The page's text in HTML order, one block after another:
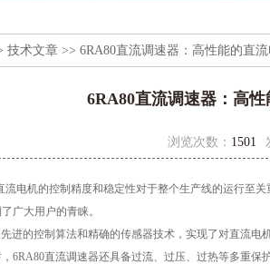
技术文章 >> 6RA80直流调速器：高性能的直
6RA80直流调速器：高
浏览次数： 1501
机的控制精度和稳定性对于整个生产线的运行至关
广大用户的青睐。
的控制算法和精确的传感器技术，实现了对直流电
6RA80直流调速器还具备过流、过压、过热等多重保